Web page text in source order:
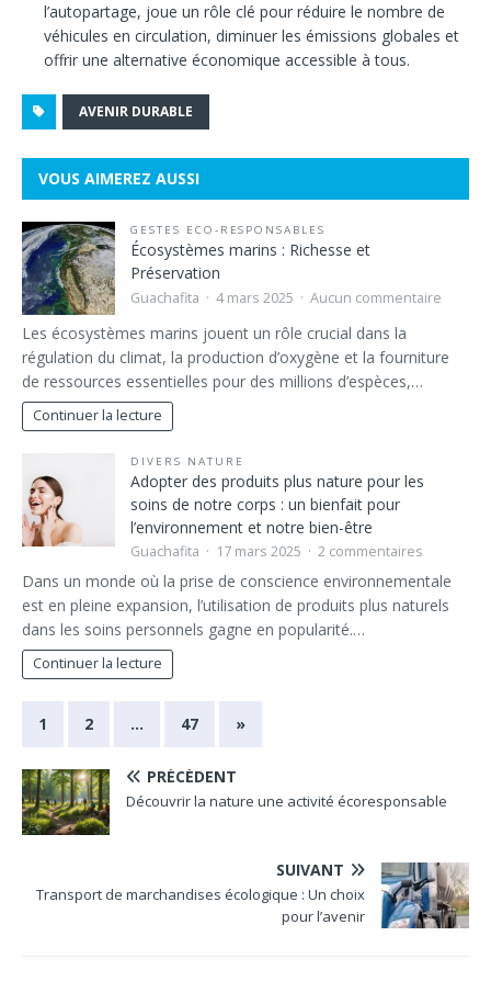
l’autopartage, joue un rôle clé pour réduire le nombre de
véhicules en circulation, diminuer les émissions globales et
offrir une alternative économique accessible à tous.
AVENIR DURABLE
VOUS AIMEREZ AUSSI
GESTES ECO-RESPONSABLES
Écosystèmes marins : Richesse et
Préservation
Guachafita 4 mars 2025 Aucun commentaire
Les écosystèmes marins jouent un rôle crucial dans la
régulation du climat, la production d’oxygène et la fourniture
de ressources essentielles pour des millions d’espèces,…
Continuer la lecture
DIVERS NATURE
Adopter des produits plus nature pour les
soins de notre corps : un bienfait pour
l’environnement et notre bien-être
Guachafita 17 mars 2025 2 commentaires
Dans un monde où la prise de conscience environnementale
est en pleine expansion, l’utilisation de produits plus naturels
dans les soins personnels gagne en popularité.…
Continuer la lecture
1 2 … 47 »
PRÉCÉDENT
Découvrir la nature une activité écoresponsable
SUIVANT
Transport de marchandises écologique : Un choix
pour l’avenir